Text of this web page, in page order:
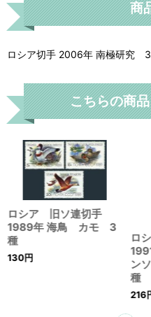
商
ロシア切手 2006年 南極研究
こちらの商
ロシア 旧ソ連切手
1989年 海鳥 カモ 3
種
130円
ロ
ン
種
216